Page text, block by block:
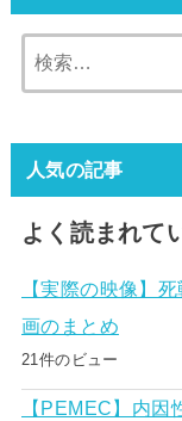
人気の記事
よく読まれて
【実際の映像】
画のまとめ
21件のビュー
【PEMEC】内